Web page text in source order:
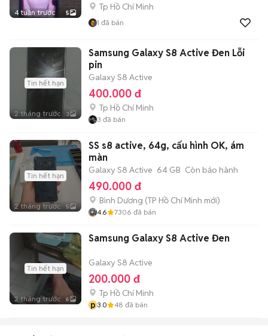
4 tuần trước 5
Tp Hồ Chí Minh
1 đã bán
Tin hết hạn
2 tháng trước 3
Samsung Galaxy S8 Active Đen Lỗi
pin
Galaxy S8 Active
400.000 đ
Tp Hồ Chí Minh
3 đã bán
Tin hết hạn
2 tháng trước 5
SS s8 active, 64g, cấu hình OK, ám
màn
Galaxy S8 Active 64 GB Còn bảo hành
490.000 đ
Bình Dương (TP Hồ Chí Minh mới)
4.6 7306 đã bán
Tin hết hạn
2 tháng trước 6
Samsung Galaxy S8 Active Đen
Galaxy S8 Active
200.000 đ
Tp Hồ Chí Minh
p3.0 48 đã bán